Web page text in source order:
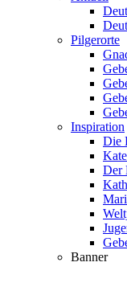
Pilgerorte
Inspiration
Die
Der
Banner